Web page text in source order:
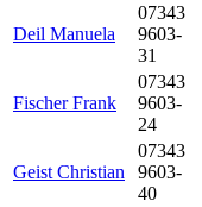
Deil Manuela
07343
9603-
31
Fischer Frank
07343
9603-
24
Geist Christian
07343
9603-
40